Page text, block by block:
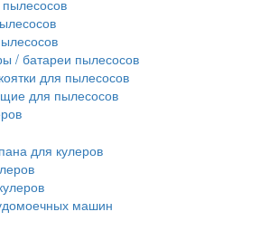
/ батареи пылесосов
для пылесосов
для пылесосов
для кулеров
машин